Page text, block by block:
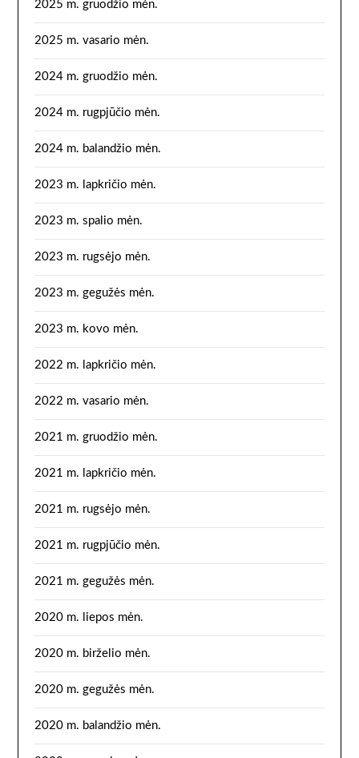
2025 m. gruodžio mėn.
2025 m. vasario mėn.
2024 m. gruodžio mėn.
2024 m. rugpjūčio mėn.
2024 m. balandžio mėn.
2023 m. lapkričio mėn.
2023 m. spalio mėn.
2023 m. rugsėjo mėn.
2023 m. gegužės mėn.
2023 m. kovo mėn.
2022 m. lapkričio mėn.
2022 m. vasario mėn.
2021 m. gruodžio mėn.
2021 m. lapkričio mėn.
2021 m. rugsėjo mėn.
2021 m. rugpjūčio mėn.
2021 m. gegužės mėn.
2020 m. liepos mėn.
2020 m. birželio mėn.
2020 m. gegužės mėn.
2020 m. balandžio mėn.